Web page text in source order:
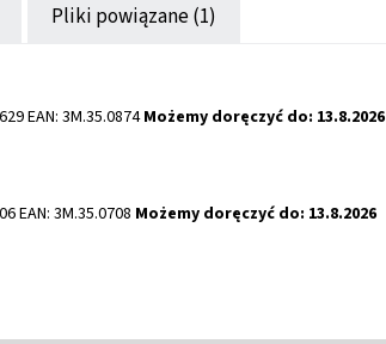
Pliki powiązane (1)
EAN: 3M.35.0874 Możemy doręczyć do: 13.8.2026
EAN: 3M.35.0708 Możemy doręczyć do: 13.8.2026